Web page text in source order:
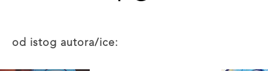
od istog autora/ice: